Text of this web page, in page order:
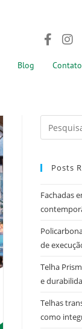
Blog Contato
Posts
Fachadas
de
Telha
e
Telhas
como